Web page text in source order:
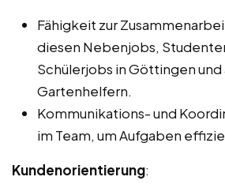
Fähigkeit zur
diesen Nebenjobs,
Schülerjobs in Göttingen und
Gartenhelfern.
Kommunikations- und
im Team, um Aufgaben
Kundenorientierung: